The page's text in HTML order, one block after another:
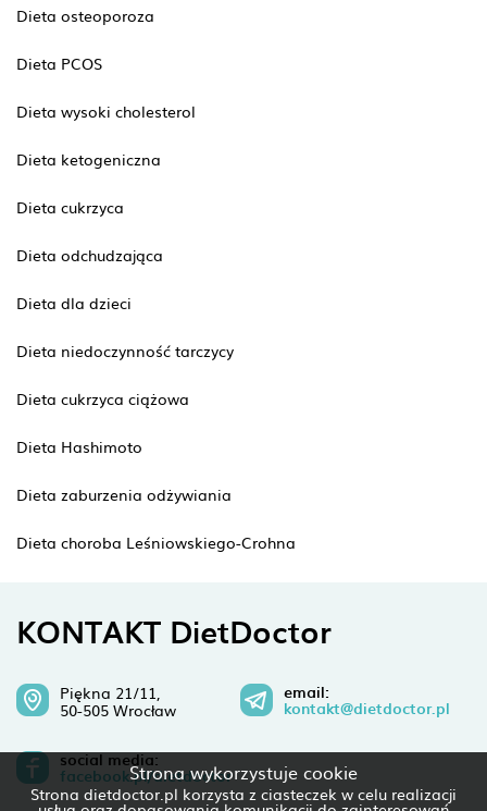
Strona wykorzystuje cookie
Strona dietdoctor.pl korzysta z ciasteczek w celu realizacji
Dieta osteoporoza
Dieta PCOS
Dieta wysoki cholesterol
Dieta ketogeniczna
Dieta cukrzyca
Dieta odchudzająca
Dieta dla dzieci
Dieta niedoczynność tarczycy
Dieta cukrzyca ciążowa
Dieta Hashimoto
Dieta zaburzenia odżywiania
Dieta choroba Leśniowskiego-Crohna
KONTAKT DietDoctor
Piękna 21/11,
50-505 Wrocław
email:
kontakt@dietdoctor.pl
social media:
facebook.pl/dietdoctor